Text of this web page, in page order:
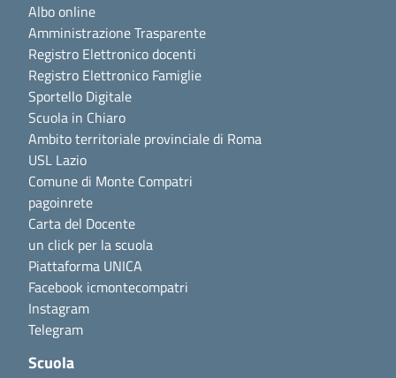
Albo online
Amministrazione Trasparente
Registro Elettronico docenti
Registro Elettronico Famiglie
Sportello Digitale
Scuola in Chiaro
Ambito territoriale provinciale di Roma
USL Lazio
Comune di Monte Compatri
pagoinrete
Carta del Docente
un click per la scuola
Piattaforma UNICA
Facebook icmontecompatri
Instagram
Telegram
Scuola